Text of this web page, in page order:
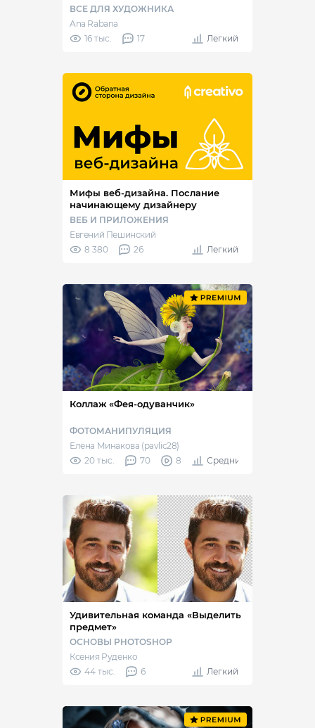
ВСЕ ДЛЯ ХУДОЖНИКА
Ana Rabana
16 тыс.
17 Легкий
Мифы веб-дизайна. Послание
начинающему дизайнеру
ВЕБ И ПРИЛОЖЕНИЯ
Евгений Пешинский
8 380
26 Легкий
Коллаж «Фея-одуванчик»
ФОТОМАНИПУЛЯЦИЯ
Елена Минакова (pavlic28)
20 тыс.
70 8 Средний
Удивительная команда «Выделить
предмет»
ОСНОВЫ PHOTOSHOP
Ксения Руденко
44 тыс.
6 Легкий